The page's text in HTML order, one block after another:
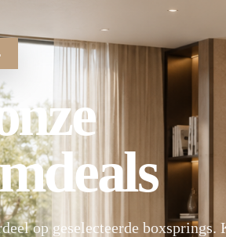
op geselecteerde boxsprings.